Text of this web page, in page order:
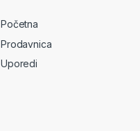
Početna
Prodavnica
Uporedi